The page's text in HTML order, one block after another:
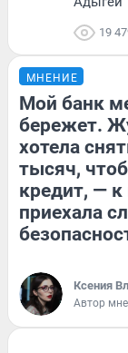
19
МНЕНИЕ
Мой банк
бережет.
хотела
тысяч,
кредит, —
приехала
Ксения
Автор